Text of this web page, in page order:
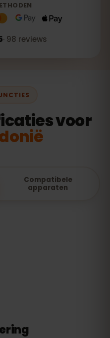
· 98 reviews
voor
Compatibele
apparaten